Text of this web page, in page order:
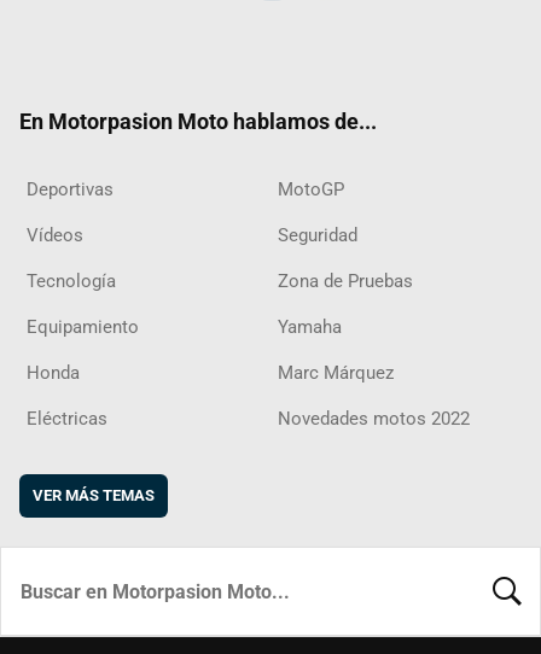
En Motorpasion Moto hablamos de...
Deportivas MotoGP
Vídeos Seguridad
Tecnología Zona de Pruebas
Equipamiento Yamaha
Honda Marc Márquez
Eléctricas Novedades motos 2022
VER MÁS TEMAS